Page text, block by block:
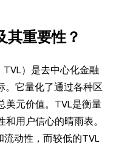
其重要性？
）是去中心化金融
。它量化了通过各种区
美元价值。TVL是衡量
用户信心的晴雨表。
流动性，而较低的TVL